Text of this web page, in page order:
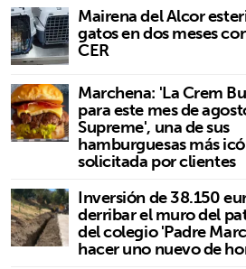
Mairena del Alcor
gatos en dos meses
CER
Marchena: 'La Crem
para este mes de
Supreme', una de sus
hamburguesas más
solicitada por clientes
Inversión de 38.150
derribar el muro del
del colegio 'Padre
hacer uno nuevo de